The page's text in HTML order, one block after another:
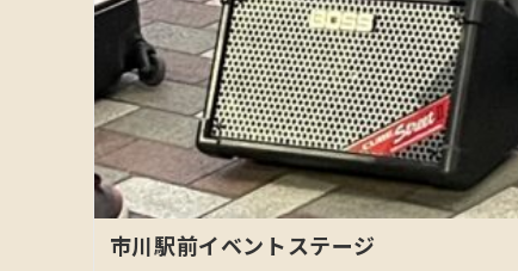
市川駅前イベントステージ